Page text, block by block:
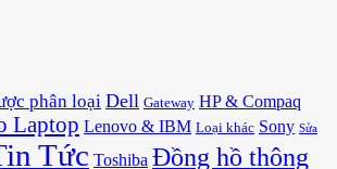
phân loại Dell Gateway HP & Compaq
Laptop Lenovo & IBM Loại khác Sony Sửa
Tức Toshiba Đồng hồ thông